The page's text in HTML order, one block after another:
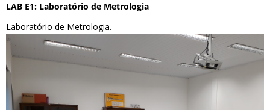
LAB E1: Laboratório de Metrologia
Laboratório de Metrologia.